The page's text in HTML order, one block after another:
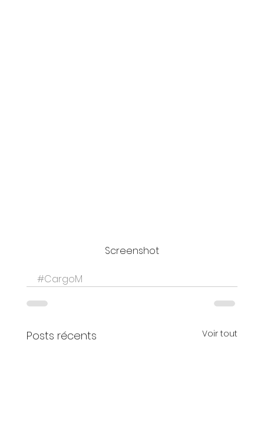
Screenshot
#CargoM
Posts récents Voir tout